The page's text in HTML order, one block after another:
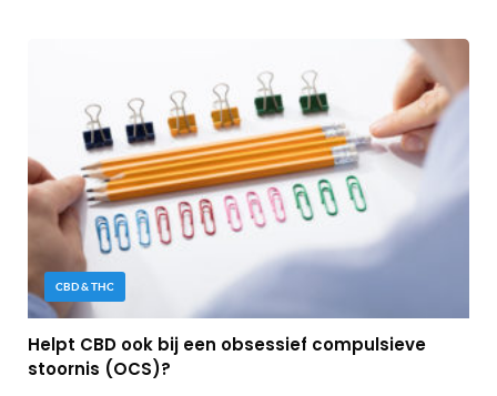
CBD & THC
Helpt CBD ook bij een obsessief compulsieve
stoornis (OCS)?